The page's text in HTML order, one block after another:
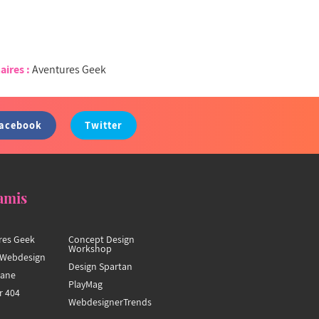
:Aventures Geek
Twitter
Geek
404
Concept Design
Workshop
Design Spartan
PlayMag
WebdesignerTrends